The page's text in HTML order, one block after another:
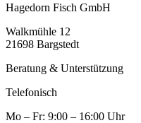
Hagedorn Fisch GmbH
Walkmühle 12
21698 Bargstedt
Beratung & Unterstützung
Telefonisch
Mo – Fr: 9:00 – 16:00 Uhr